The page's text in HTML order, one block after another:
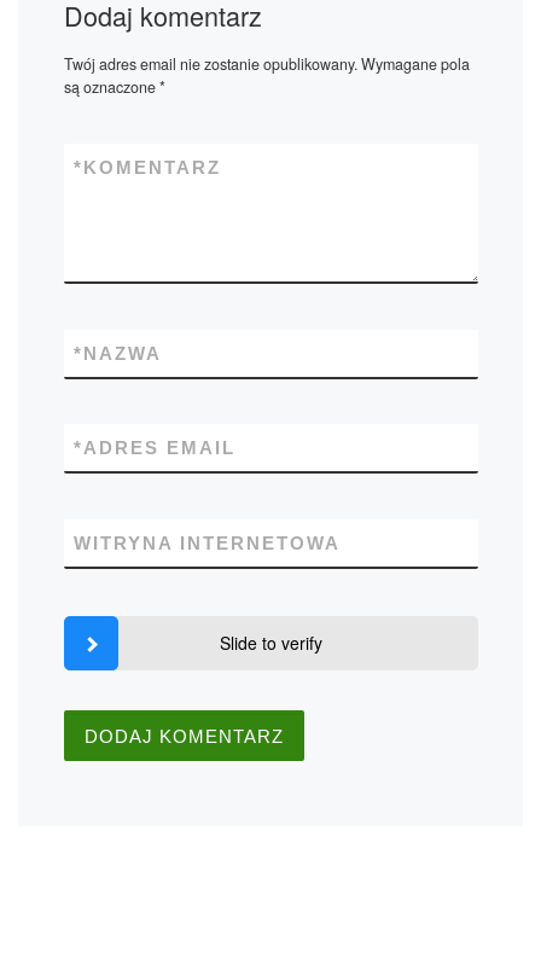
Dodaj komentarz
Twój adres email nie zostanie opublikowany.Wymagane pola
są oznaczone*
KOMENTARZ
*
NAZWA
*
ADRES EMAIL
*
WITRYNA INTERNETOWA
Slide to verify